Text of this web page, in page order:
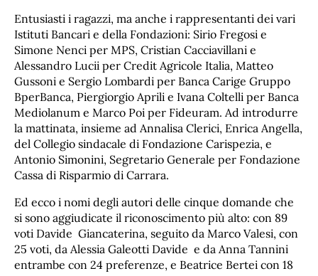
Entusiasti i ragazzi, ma anche i rappresentanti dei vari
Istituti Bancari e della Fondazioni: Sirio Fregosi e
Simone Nenci per MPS, Cristian Cacciavillani e
Alessandro Lucii per Credit Agricole Italia, Matteo
Gussoni e Sergio Lombardi per Banca Carige Gruppo
BperBanca, Piergiorgio Aprili e Ivana Coltelli per Banca
Mediolanum e Marco Poi per Fideuram. Ad introdurre
la mattinata, insieme ad Annalisa Clerici, Enrica Angella,
del Collegio sindacale di Fondazione Carispezia, e
Antonio Simonini, Segretario Generale per Fondazione
Cassa di Risparmio di Carrara.
Ed ecco i nomi degli autori delle cinque domande che
si sono aggiudicate il riconoscimento più alto: con 89
voti Davide Giancaterina, seguito da Marco Valesi, con
25 voti, da Alessia Galeotti Davide e da Anna Tannini
entrambe con 24 preferenze, e Beatrice Bertei con 18